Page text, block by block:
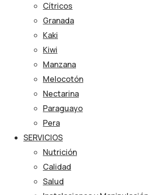
Cítricos
Granada
Kaki
Kiwi
Manzana
Melocotón
Nectarina
Paraguayo
Pera
SERVICIOS
Nutrición
Calidad
Salud